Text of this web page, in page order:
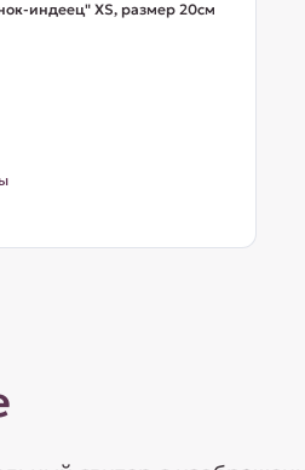
индеец" XS, размер 20см